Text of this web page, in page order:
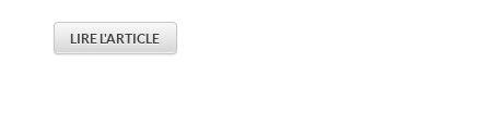
LIRE L'ARTICLE